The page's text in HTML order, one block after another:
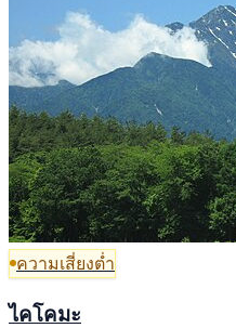
ความเสี่ยงต่ำ
ไคโคมะ